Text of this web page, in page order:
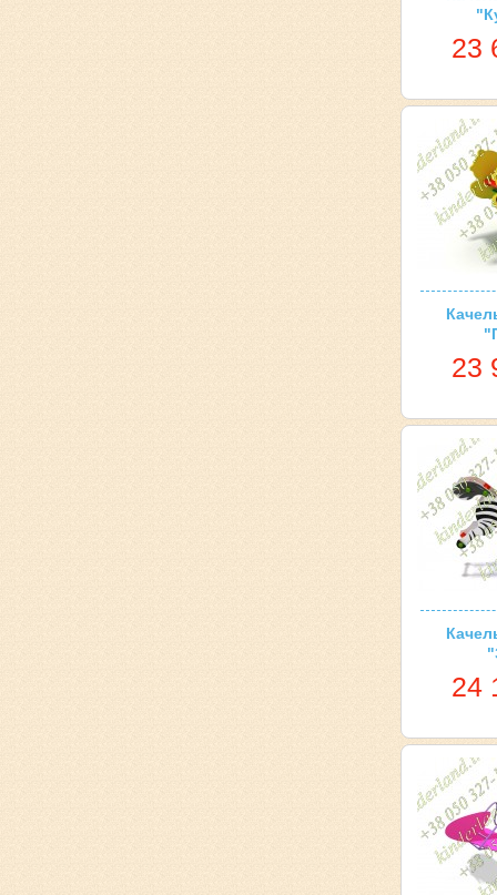
23
23
24